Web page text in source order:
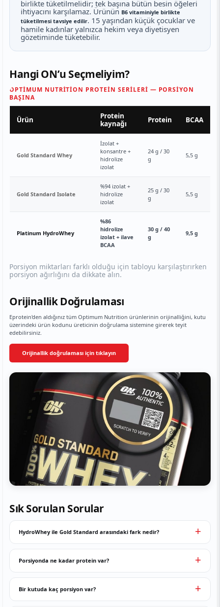
birlikte tüketilmelidir; tek başına bütün besin öğeleri
ihtiyacını karşılamaz. Ürünün B6 vitaminiyle birlikte
tüketilmesi tavsiye edilir. 15 yaşından küçük çocuklar ve
hamile kadınlar yalnızca hekim veya diyetisyen
gözetiminde tüketebilir.
Hangi ONʼu Seçmeliyim?
OPTIMUM NUTRITION PROTEIN SERILERI — PORSIYON
BAŞINA
Ürün
Protein
kaynağı
Protein BCAA
Gold Standard Whey
İzolat +
konsantre +
hidrolize
izolat
24 g / 30
g
5,5 g
Gold Standard Isolate
%94 izolat +
hidrolize
izolat
25 g / 30
g
5,5 g
Platinum HydroWhey
%86
hidrolize
izolat + ilave
BCAA
30 g / 40
g
9,5 g
Porsiyon miktarları farklı olduğu için tabloyu karşılaştırırken
porsiyon ağırlığını da dikkate alın.
Orijinallik Doğrulaması
Eprotein'den aldığınız tüm Optimum Nutrition ürünlerinin orijinalliğini, kutu
üzerindeki ürün kodunu üreticinin doğrulama sistemine girerek teyit
edebilirsiniz.
Orijinallik doğrulaması için tıklayın
Sık Sorulan Sorular
HydroWhey ile Gold Standard arasındaki fark nedir?
Porsiyonda ne kadar protein var?
Bir kutuda kaç porsiyon var?